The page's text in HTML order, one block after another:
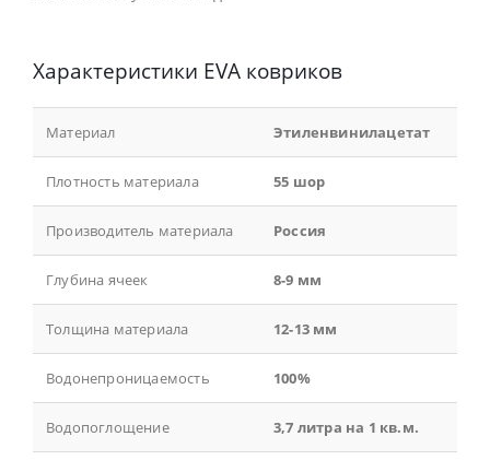
Характеристики EVA ковриков
Материал Этиленвинилацетат
Плотность материала 55 шор
Производитель материала Россия
Глубина ячеек 8-9 мм
Толщина материала 12-13 мм
Водонепроницаемость 100%
Водопоглощение 3,7 литра на 1 кв.м.